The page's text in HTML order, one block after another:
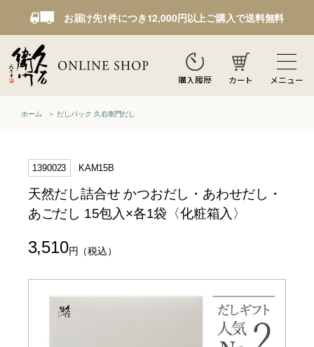
お届け先1件につき12,000円以上ご購入で送料無料
購入履歴 カート メニュー
ホーム だしパック 久右衛門だし
1390023 KAM15B
天然だし詰合せ かつおだし・あわせだし・
あごだし 15包入×各1袋〈化粧箱入〉
3,510円 （税込）